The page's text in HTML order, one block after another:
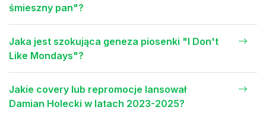
śmieszny pan"?
Jaka jest szokująca geneza piosenki "I Don't
Like Mondays"?
Jakie covery lub repromocje lansował
Damian Holecki w latach 2023-2025?